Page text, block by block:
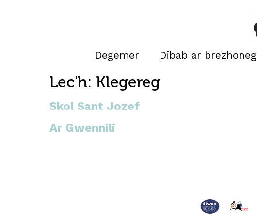
Degemer Dibab ar brezhoneg
Lec'h: Klegereg
Skol Sant Jozef
Ar Gwennili